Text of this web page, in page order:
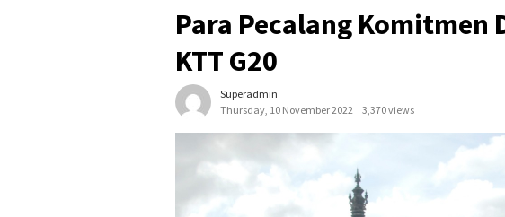
Para Pecalang Komitmen
KTT G20
Superadmin
Thursday, 10 November 2022
3,370 views